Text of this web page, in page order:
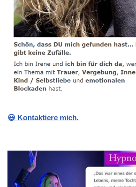
😃 Kontaktiere mich.